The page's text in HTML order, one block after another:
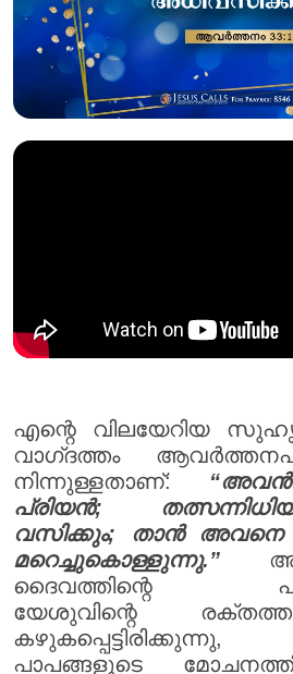
എന്റെ വിലയേറിയ
വാഗ്‌ദത്തം
നിന്നുള്ളതാണ്:
പ്രിയൻ;
വസിക്കും; താൻ
മറെച്ചുകൊള്ളുന്നു.”
ദൈവത്തിന്റെ
യേശുവിന്റെ
പാപങ്ങളുടെ